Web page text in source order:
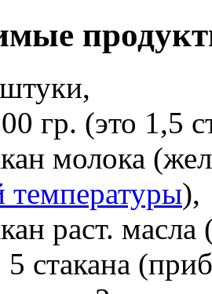
гр. (это 1,5
молока
температуры),
раст. масла
стакана